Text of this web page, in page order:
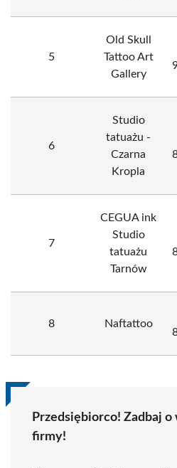
5
Old Skull
Tattoo Art
Gallery
6
Studio
tatuażu -
Czarna
Kropla
7
CEGUA ink
Studio
tatuażu
Tarnów
8 Naftattoo
Przedsiębiorco! Zadbaj
firmy!